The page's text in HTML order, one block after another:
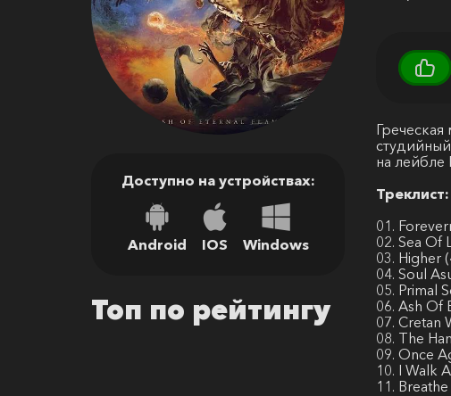
на лейбле
Треклист:
01.
02. Sea Of
03. Higher
04. Soul
05. Primal
06. Ash Of
07. Cretan
08. The
09. Once
10. I Walk
11.
Доступно на устройствах:
Android IOS Windows
Топ по рейтингу